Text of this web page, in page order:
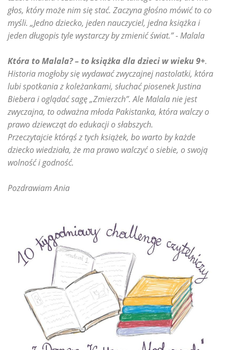
głos, który może nim się stać. Zaczyna głośno mówić to co
myśli. „Jedno dziecko, jeden nauczyciel, jedna książka i
jeden długopis tyle wystarczy by zmienić świat.” - Malala
Która to Malala? – to książka dla dzieci w wieku 9+.
Historia mogłoby się wydawać zwyczajnej nastolatki, która
lubi spotkania z koleżankami, słuchać piosenek Justina
Biebera i oglądać sagę „Zmierzch”. Ale Malala nie jest
zwyczajna, to odważna młoda Pakistanka, która walczy o
prawo dziewcząt do edukacji o słabszych.
Przeczytajcie którąś z tych książek, bo warto by każde
dziecko wiedziała, że ma prawo walczyć o siebie, o swoją
wolność i godność.
Pozdrawiam Ania